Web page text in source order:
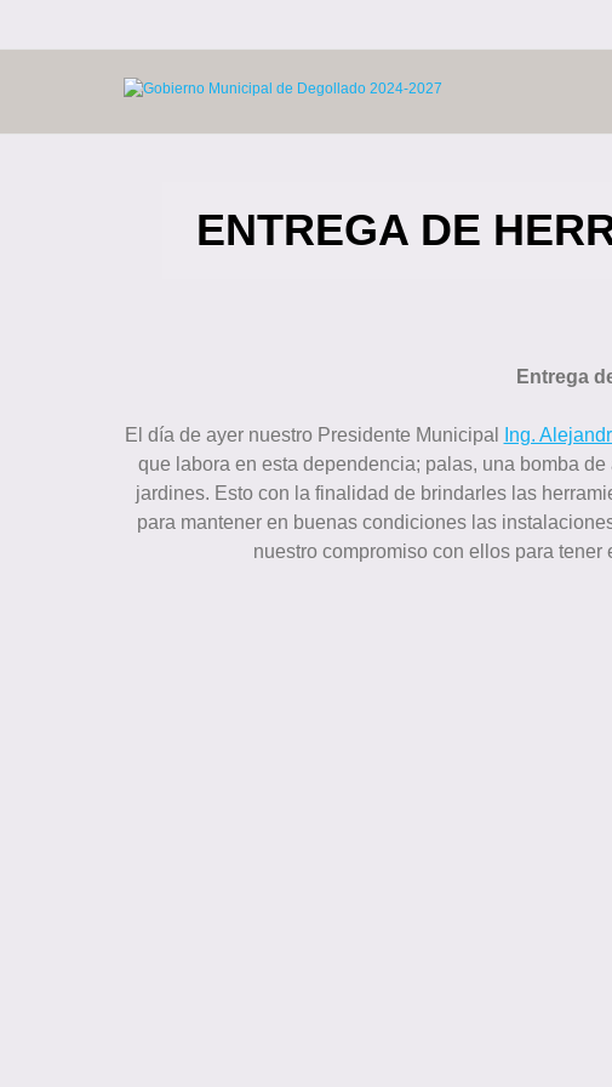
ENTREGA DE
Entrega
El día de ayer nuestro Presidente Municipal Ing.
que labora en esta dependencia; palas, una bomba
jardines. Esto con la finalidad de brindarles las
para mantener en buenas condiciones las
nuestro compromiso con ellos para